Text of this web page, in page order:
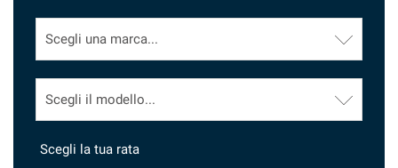
NOLEGGIO
GREEN SOLUTIONS
Scegli la tua rata